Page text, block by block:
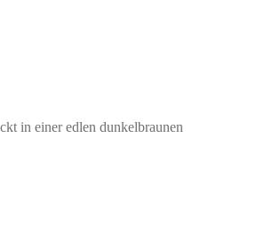
in einer edlen dunkelbraunen